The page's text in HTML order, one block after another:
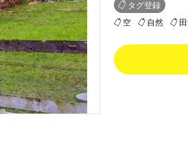
タグ登録
空
自然